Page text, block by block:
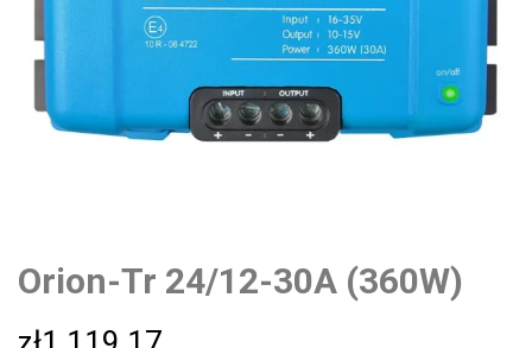
Orion-Tr 24/12-30A (360W)